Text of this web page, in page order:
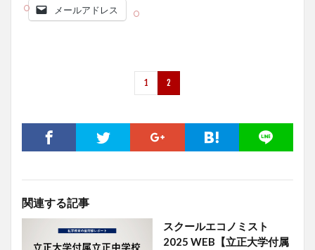
メールアドレス
1 2
関連する記事
スクールエコノミスト
2025 WEB【立正大学付属